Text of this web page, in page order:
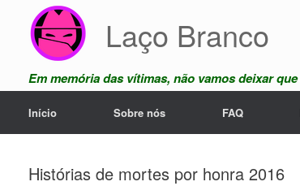
content
Laço Branco
Em memória das vítimas, não vamos deixar
Início Sobre nós FAQ
Histórias de mortes por honra 2016